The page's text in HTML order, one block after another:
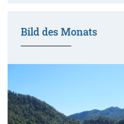
Bild des Monats